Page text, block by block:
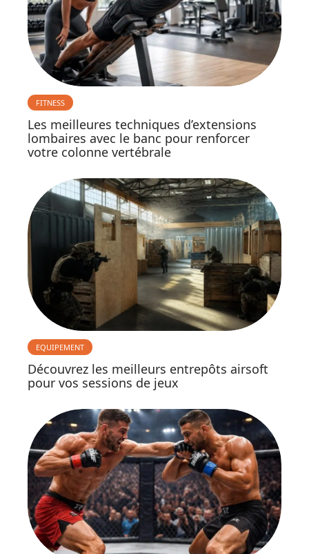
FITNESS
Les meilleures techniques d’extensions
lombaires avec le banc pour renforcer
votre colonne vertébrale
EQUIPEMENT
Découvrez les meilleurs entrepôts airsoft
pour vos sessions de jeux